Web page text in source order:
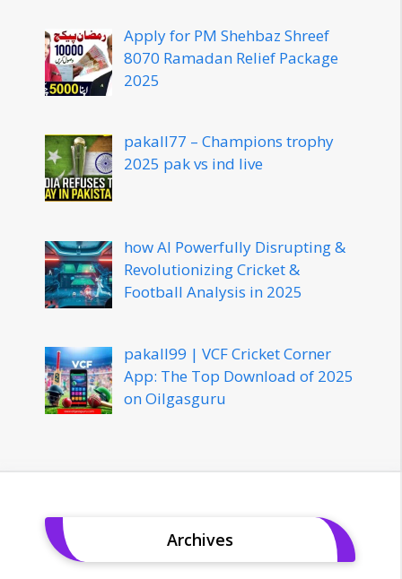
Apply for PM Shehbaz Shreef
8070 Ramadan Relief Package
2025
pakall77 – Champions trophy
2025 pak vs ind live
how AI Powerfully Disrupting &
Revolutionizing Cricket &
Football Analysis in 2025
pakall99 | VCF Cricket Corner
App: The Top Download of 2025
on Oilgasguru
Archives